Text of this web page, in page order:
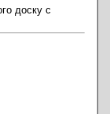
доску с